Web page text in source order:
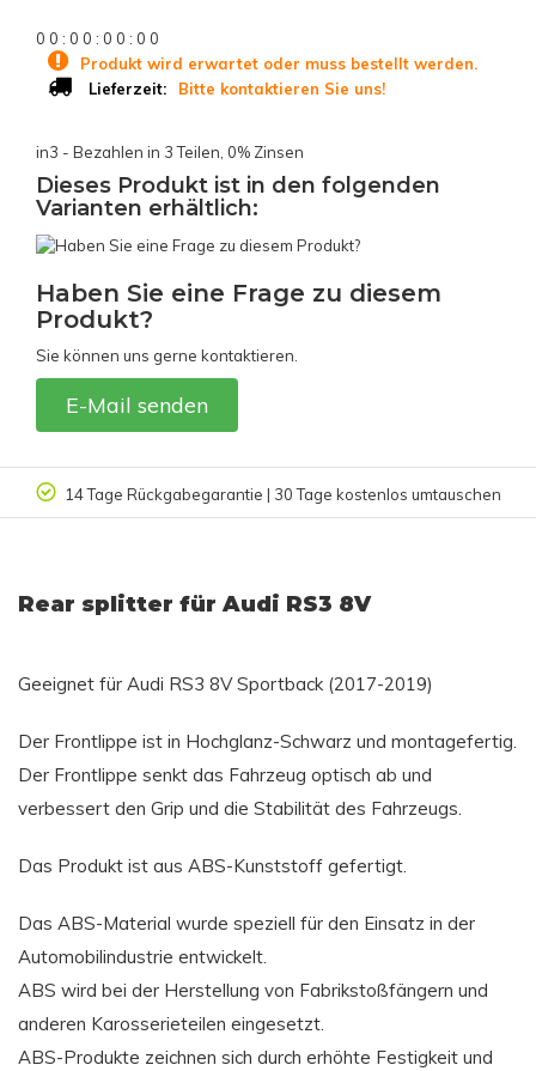
0 0 : 0 0 : 0 0 : 0 0
Produkt wird erwartet oder muss bestellt werden.
Lieferzeit:
Bitte kontaktieren Sie uns!
in3 - Bezahlen in 3 Teilen, 0% Zinsen
Dieses Produkt ist in den folgenden
Varianten erhältlich:
Haben Sie eine Frage zu diesem
Produkt?
Sie können uns gerne kontaktieren.
E-Mail senden
14 Tage Rückgabegarantie | 30 Tage kostenlos umtauschen
Rear splitter für Audi RS3 8V
Geeignet für Audi RS3 8V Sportback (2017-2019)
Der Frontlippe ist in Hochglanz-Schwarz und montagefertig.
Der Frontlippe senkt das Fahrzeug optisch ab und
verbessert den Grip und die Stabilität des Fahrzeugs.
Das Produkt ist aus ABS-Kunststoff gefertigt.
Das ABS-Material wurde speziell für den Einsatz in der
Automobilindustrie entwickelt.
ABS wird bei der Herstellung von Fabrikstoßfängern und
anderen Karosserieteilen eingesetzt.
ABS-Produkte zeichnen sich durch erhöhte Festigkeit und